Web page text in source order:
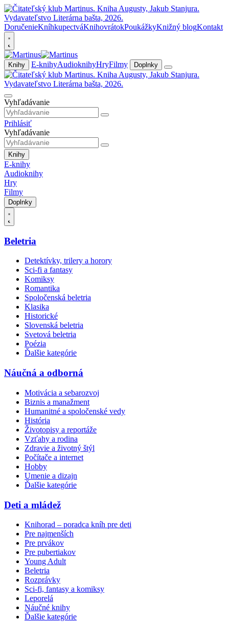
DoručenieKníhkupectváKnihovrátokPoukážkyKnižný blogKontakt
Knihy E-knihyAudioknihyHryFilmy Doplnky
Vyhľadávanie
Prihlásiť
Vyhľadávanie
Knihy
E-knihy
Audioknihy
Hry
Filmy
Doplnky
Beletria
Detektívky, trilery a horory
Sci-fi a fantasy
Komiksy
Romantika
Spoločenská beletria
Klasika
Historické
Slovenská beletria
Svetová beletria
Poézia
Ďalšie kategórie
Náučná a odborná
Motivácia a sebarozvoj
Biznis a manažment
Humanitné a spoločenské vedy
História
Životopisy a reportáže
Vzťahy a rodina
Zdravie a životný štýl
Počítače a internet
Hobby
Umenie a dizajn
Ďalšie kategórie
Deti a mládež
Knihorad – poradca kníh pre deti
Pre najmenších
Pre prvákov
Pre pubertiakov
Young Adult
Beletria
Rozprávky
Sci-fi, fantasy a komiksy
Leporelá
Náučné knihy
Ďalšie kategórie